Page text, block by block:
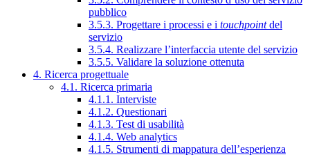
pubblico
3.5.3. Progettare i processi e i touchpointdel
servizio
3.5.4. Realizzare l’interfaccia utente del servizio
3.5.5. Validare la soluzione ottenuta
4. Ricerca progettuale
4.1. Ricerca primaria
4.1.1. Interviste
4.1.2. Questionari
4.1.3. Test di usabilità
4.1.4. Web analytics
4.1.5. Strumenti di mappatura dell’esperienza